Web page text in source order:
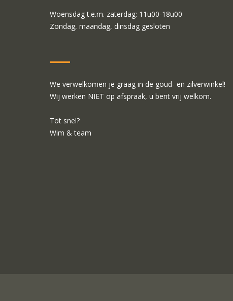
Woensdag t.e.m. zaterdag: 11u00-18u00
Zondag, maandag, dinsdag gesloten
We verwelkomen je graag in de goud- en zilverwinkel!
Wij werken NIET op afspraak, u bent vrij welkom.
Tot snel?
Wim & team